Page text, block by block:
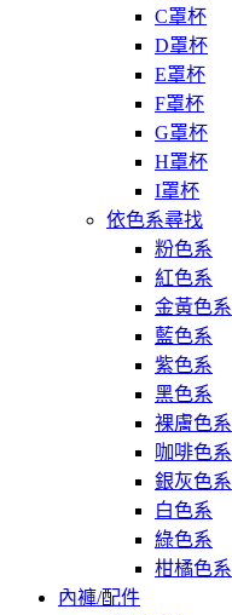
C罩杯
D罩杯
E罩杯
F罩杯
G罩杯
H罩杯
I罩杯
依色系尋找
粉色系
紅色系
金黃色系
藍色系
紫色系
黑色系
裸膚色系
咖啡色系
銀灰色系
白色系
綠色系
柑橘色系
內褲/配件